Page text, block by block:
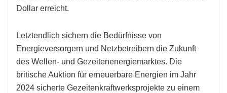
Dollar erreicht.
Letztendlich sichern die Bedürfnisse von
Energieversorgern und Netzbetreibern die Zukunft
des Wellen- und Gezeitenenergiemarktes. Die
britische Auktion für erneuerbare Energien im Jahr
2024 sicherte Gezeitenkraftwerksprojekte zu einem